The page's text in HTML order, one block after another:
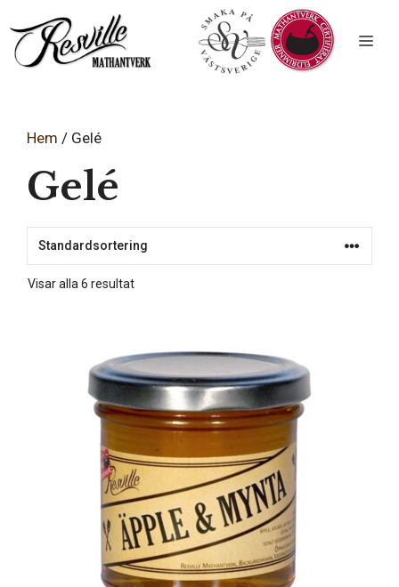
till
innehåll
Hem / Gelé
Gelé
Visar alla 6 resultat